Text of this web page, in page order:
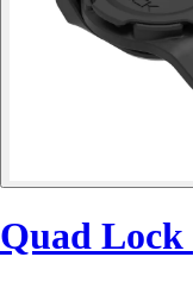
Quad Lock